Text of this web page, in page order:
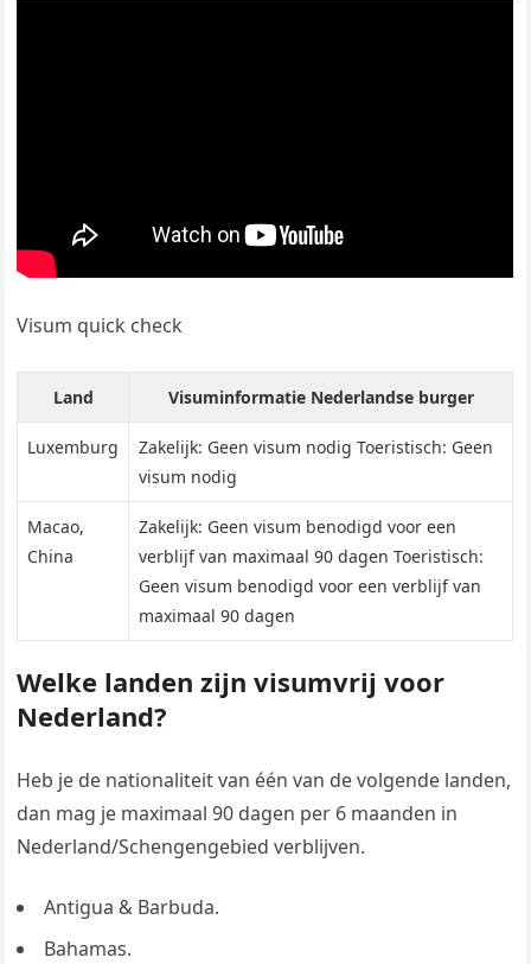
Visum quick check
Land Visuminformatie Nederlandse burger
Luxemburg
Zakelijk: Geen visum nodig Toeristisch: Geen
visum nodig
Macao,
China
Zakelijk: Geen visum benodigd voor een
verblijf van maximaal 90 dagen Toeristisch:
Geen visum benodigd voor een verblijf van
maximaal 90 dagen
Welke landen zijn visumvrij voor
Nederland?
Heb je de nationaliteit van één van de volgende landen,
dan mag je maximaal 90 dagen per 6 maanden in
Nederland/Schengengebied verblijven.
Antigua & Barbuda.
Bahamas.